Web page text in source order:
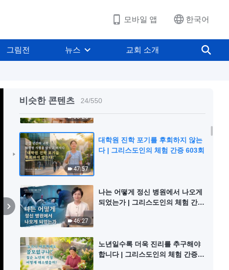
모바일 앱 한국어
그림전 뉴스 교회 소개
비슷한 콘텐츠 24/550
숨겨져 있는가 | 그리스도인의 체험
35:28
| 그리스도인의 체험 간증 605회
47:57
대학원 진학 포기를 후회하지 않는
다 | 그리스도인의 체험 간증 603회
46:27
나는 어떻게 정신 병원에서 나오게
되었는가 | 그리스도인의 체험 간증
노년일수록 더욱 진리를 추구해야
합니다 | 그리스도인의 체험 간증